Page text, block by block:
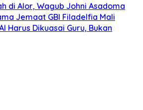
di Alor, Wagub Johni Asadoma
Jemaat GBI Filadelfia Mali
Harus Dikuasai Guru, Bukan